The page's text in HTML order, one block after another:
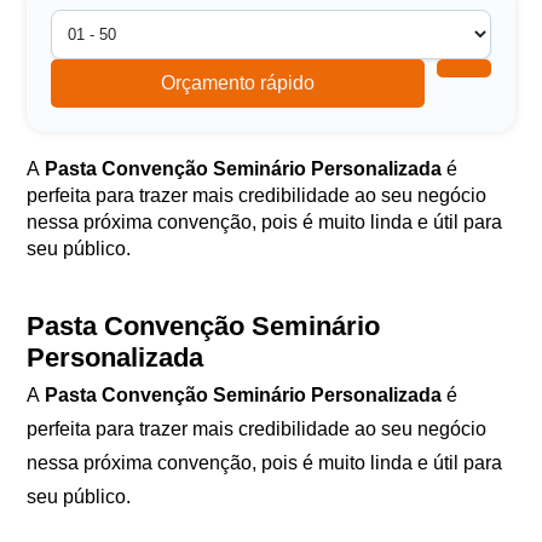
Orçamento rápido
A Pasta Convenção Seminário Personalizada é
perfeita para trazer mais credibilidade ao seu negócio
nessa próxima convenção, pois é muito linda e útil para
seu público.
Pasta Convenção Seminário
Personalizada
A Pasta Convenção Seminário Personalizada é
perfeita para trazer mais credibilidade ao seu negócio
nessa próxima convenção, pois é muito linda e útil para
seu público.